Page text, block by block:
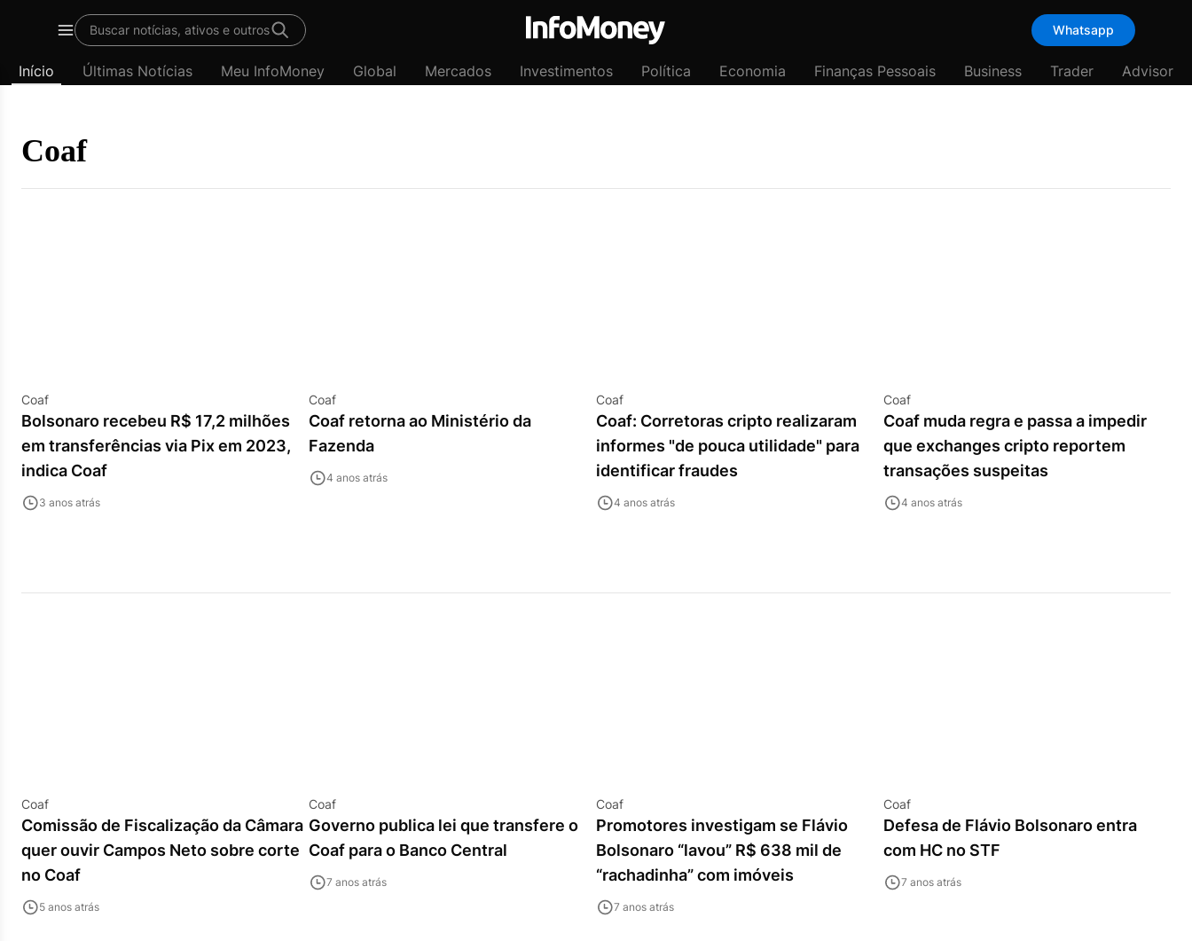
Últimas
InfoMoney
Menu
Buscar notícias, ativos e outros Whatsapp
Início Últimas Notícias Meu InfoMoney Global Mercados Investimentos Política Economia Finanças Pessoais Business Trader Advisor
Coaf
Coaf
Bolsonaro recebeu R$ 17,2 milhões
em transferências via Pix em 2023,
indica Coaf
3 anos atrás
Coaf
Coaf retorna ao Ministério da
Fazenda
4 anos atrás
Coaf
Coaf: Corretoras cripto realizaram
informes "de pouca utilidade" para
identificar fraudes
4 anos atrás
Coaf
Coaf muda regra e passa a impedir
que exchanges cripto reportem
transações suspeitas
4 anos atrás
Coaf
Comissão de Fiscalização da Câmara
quer ouvir Campos Neto sobre corte
no Coaf
5 anos atrás
Coaf
Governo publica lei que transfere o
Coaf para o Banco Central
7 anos atrás
Coaf
Promotores investigam se Flávio
Bolsonaro “lavou” R$ 638 mil de
“rachadinha” com imóveis
7 anos atrás
Coaf
Defesa de Flávio Bolsonaro entra
com HC no STF
7 anos atrás